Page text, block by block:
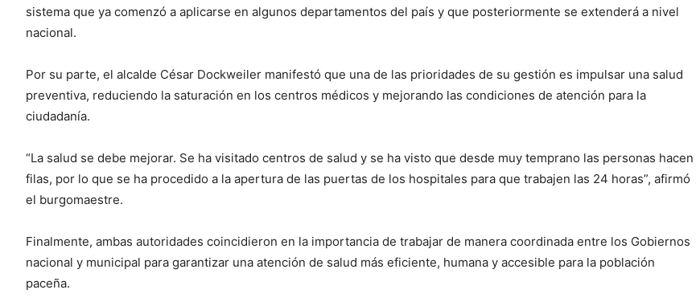
sistema que ya comenzó a aplicarse en algunos departamentos del país y que posteriormente se extenderá a nivel
nacional.
Por su parte, el alcalde César Dockweiler manifestó que una de las prioridades de su gestión es impulsar una salud
preventiva, reduciendo la saturación en los centros médicos y mejorando las condiciones de atención para la
ciudadanía.
“La salud se debe mejorar. Se ha visitado centros de salud y se ha visto que desde muy temprano las personas hacen
filas, por lo que se ha procedido a la apertura de las puertas de los hospitales para que trabajen las 24 horas”, afirmó
el burgomaestre.
Finalmente, ambas autoridades coincidieron en la importancia de trabajar de manera coordinada entre los Gobiernos
nacional y municipal para garantizar una atención de salud más eficiente, humana y accesible para la población
paceña.